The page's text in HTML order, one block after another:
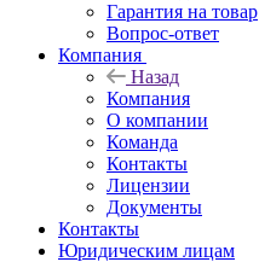
Гарантия на товар
Вопрос-ответ
Компания
Назад
Компания
О компании
Команда
Контакты
Лицензии
Документы
Контакты
Юридическим лицам